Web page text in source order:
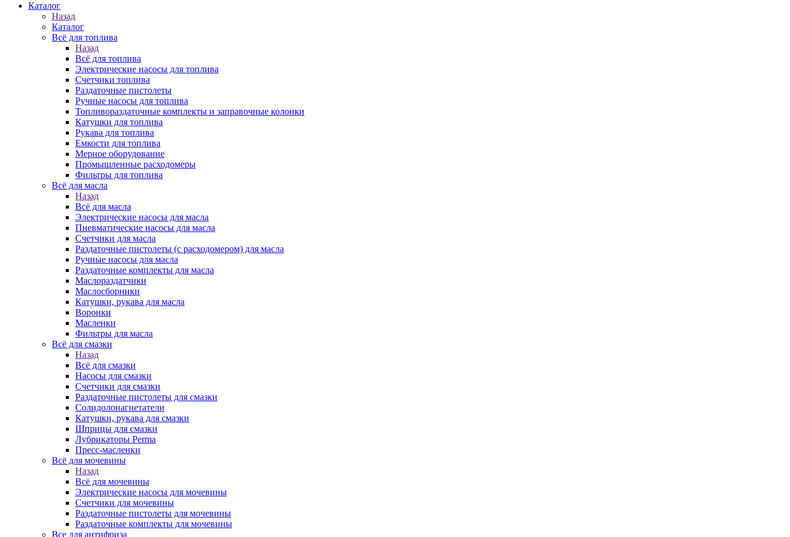
Каталог
Назад
Каталог
Всё для топлива
Назад
Всё для топлива
Электрические насосы для топлива
Счетчики топлива
Раздаточные пистолеты
Ручные насосы для топлива
Топливораздаточные комплекты и заправочные колонки
Катушки для топлива
Рукава для топлива
Емкости для топлива
Мерное оборудование
Промышленные расходомеры
Фильтры для топлива
Всё для масла
Назад
Всё для масла
Электрические насосы для масла
Пневматические насосы для масла
Счетчики для масла
Раздаточные пистолеты (с расходомером) для масла
Ручные насосы для масла
Раздаточные комплекты для масла
Маслораздатчики
Маслосборники
Катушки, рукава для масла
Воронки
Масленки
Фильтры для масла
Всё для смазки
Назад
Всё для смазки
Насосы для смазки
Счетчики для смазки
Раздаточные пистолеты для смазки
Солидолонагнетатели
Катушки, рукава для смазки
Шприцы для смазки
Лубрикаторы Perma
Пресс-масленки
Всё для мочевины
Назад
Всё для мочевины
Электрические насосы для мочевины
Счетчики для мочевины
Раздаточные пистолеты для мочевины
Раздаточные комплекты для мочевины
Все для антифриза